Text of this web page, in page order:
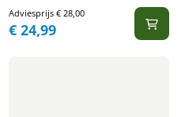
Adviesprijs €28,00
€24,99